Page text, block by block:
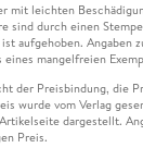
mit leichten
sind durch einen
aufgehoben. Angaben
mangelfreien
der Preisbindung, die
wurde vom Verlag
dargestellt.
Preis.